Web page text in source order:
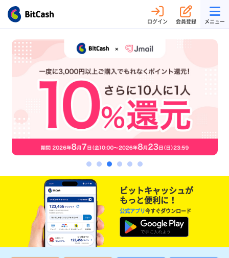
ログイン 会員登録 メニュー
ビットキャッシュが
もっと便利に！
公式アプリ今すぐダウンロード